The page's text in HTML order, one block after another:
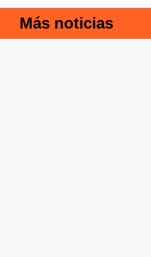
Más noticias